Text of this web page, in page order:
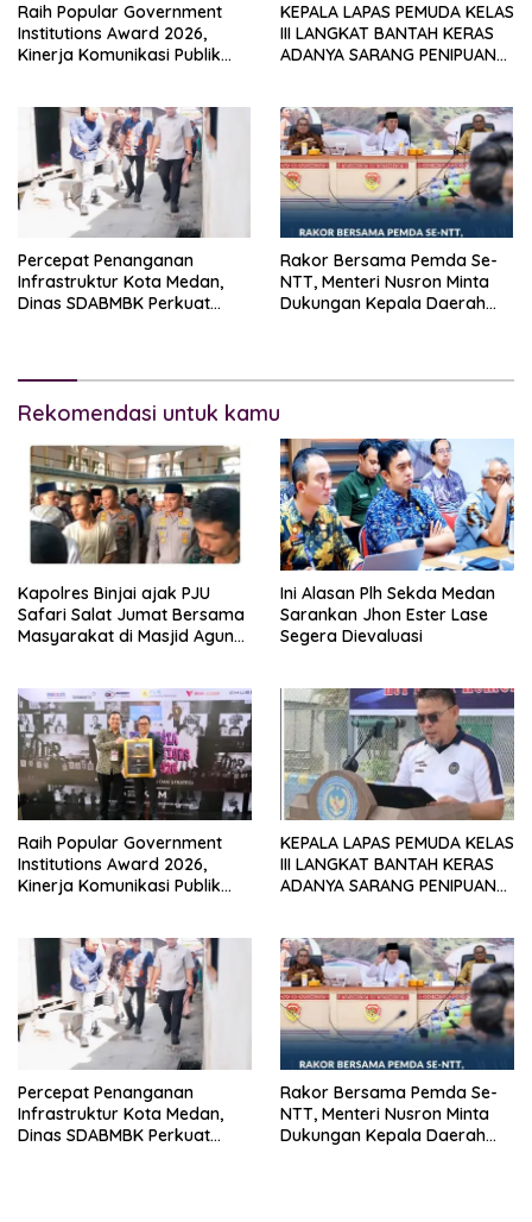
Raih Popular Government
Institutions Award 2026,
Kinerja Komunikasi Publik
KEPALA LAPAS PEMUDA KELAS
III LANGKAT BANTAH KERAS
ADANYA SARANG PENIPUAN
PENJUALAN EMAS
Percepat Penanganan
Infrastruktur Kota Medan,
Dinas SDABMBK Perkuat
Rakor Bersama Pemda Se-
NTT, Menteri Nusron Minta
Dukungan Kepala Daerah
Rekomendasi untuk kamu
Kapolres Binjai ajak PJU
Safari Salat Jumat Bersama
Masyarakat di Masjid Agung
Ini Alasan Plh Sekda Medan
Sarankan Jhon Ester Lase
Segera Dievaluasi
Raih Popular Government
Institutions Award 2026,
Kinerja Komunikasi Publik
KEPALA LAPAS PEMUDA KELAS
III LANGKAT BANTAH KERAS
ADANYA SARANG PENIPUAN
PENJUALAN EMAS
Percepat Penanganan
Infrastruktur Kota Medan,
Dinas SDABMBK Perkuat
Rakor Bersama Pemda Se-
NTT, Menteri Nusron Minta
Dukungan Kepala Daerah